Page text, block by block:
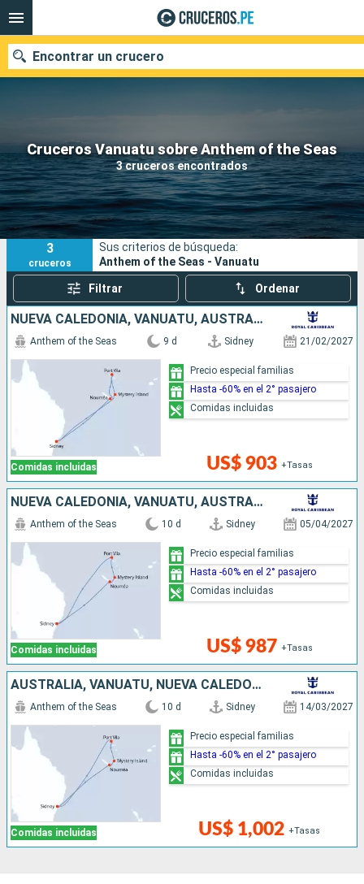
Cruceros Vanuatu sobre Anthem of the Seas
3 cruceros encontrados
Encontrar un crucero
Nuestros destinos
Fecha de salida
Puertos Compañías
Buscar
3
cruceros
Sus criterios de búsqueda:
Anthem of the Seas - Vanuatu
Filtrar Ordenar
NUEVA CALEDONIA, VANUATU, AUSTRALIA
Comidas incluidas
Anthem of the Seas 9 d Sidney 21/02/2027
US$ 903 +Tasas
Precio especial familias
Hasta -60% en el 2° pasajero
Comidas incluidas
NUEVA CALEDONIA, VANUATU, AUSTRALIA
Comidas incluidas
Anthem of the Seas 10 d Sidney 05/04/2027
US$ 987 +Tasas
Precio especial familias
Hasta -60% en el 2° pasajero
Comidas incluidas
AUSTRALIA, VANUATU, NUEVA CALEDONIA
Comidas incluidas
Anthem of the Seas 10 d Sidney 14/03/2027
US$ 1,002 +Tasas
Precio especial familias
Hasta -60% en el 2° pasajero
Comidas incluidas